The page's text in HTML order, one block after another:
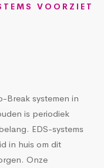
VOORZIET
Break systemen in
is periodiek
EDS-systems
in huis om dit
Onze